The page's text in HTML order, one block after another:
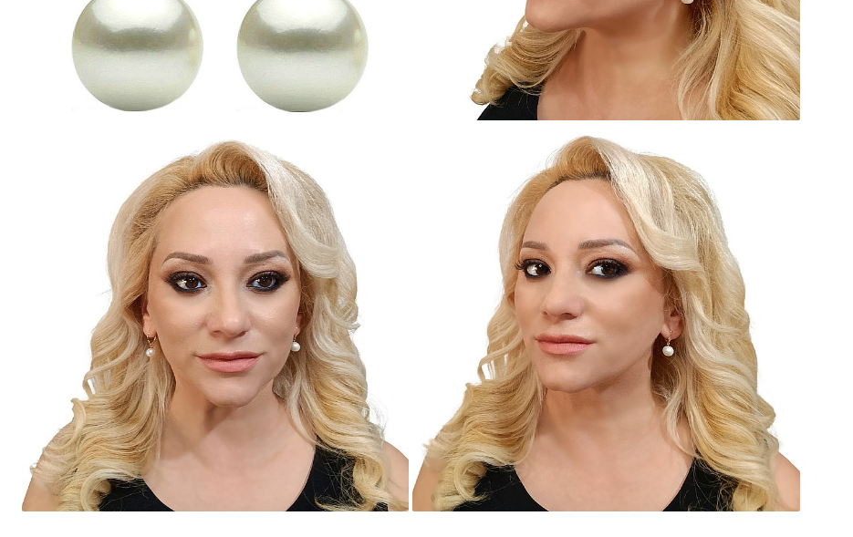
Seturi Perle cu Argint
Brățări cu Perle
Pandantive cu Perle
Brose cu Perle